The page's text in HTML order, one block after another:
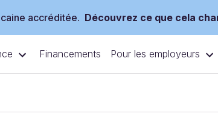
accréditée. Découvrez ce que cela
Financements Pour les employeurs